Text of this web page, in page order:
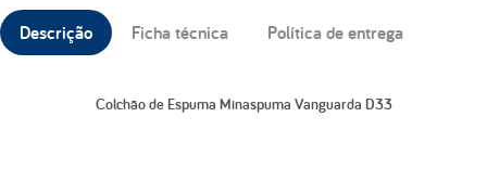
Descrição Ficha técnica Política de entrega
Colchão de Espuma Minaspuma Vanguarda D33